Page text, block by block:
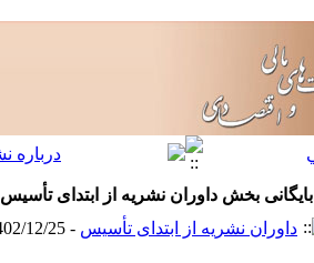
بایگانی بخش داوران نشریه از ابتدای تأسیس
داوران نشریه از ابتدای تأسیس - 1402/12/25 -